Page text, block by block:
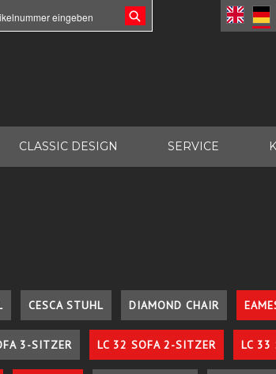
CLASSIC DESIGN SERVICE
CESCA STUHL DIAMOND CHAIR
3-SITZER LC 32 SOFA 2-SITZER LC 33